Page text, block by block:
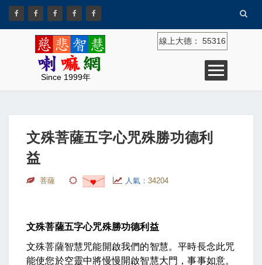
Since 1999年
線上大德： 55316
文殊菩薩五字心咒殊勝功德利
益
菩薩 人氣： 34204
文殊菩薩五字心咒殊勝功德利益
文殊菩薩智慧咒能開啟我們的智慧。平時長念此咒
能使您於空靈中將慢慢開啟智慧大門，事事如意。